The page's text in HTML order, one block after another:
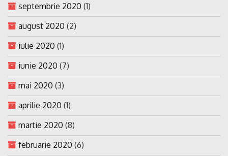
septembrie 2020 (1)
august 2020 (2)
iulie 2020 (1)
iunie 2020 (7)
mai 2020 (3)
aprilie 2020 (1)
martie 2020 (8)
februarie 2020 (6)